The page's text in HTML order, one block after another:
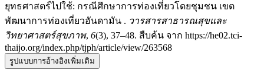
ยุทธศาสตร์ไปใช้: กรณีศึกษาการท่องเที่ยวโดยชุมชน เขต
พัฒนาการท่องเที่ยวอันดามัน . วารสารสาธารณสุขและ
วิทยาศาสตร์สุขภาพ, 6(3), 37–48. สืบค้น จาก https://he02.tci-
thaijo.org/index.php/tjph/article/view/263568
รูปแบบการอ้างอิงเพิ่มเติม